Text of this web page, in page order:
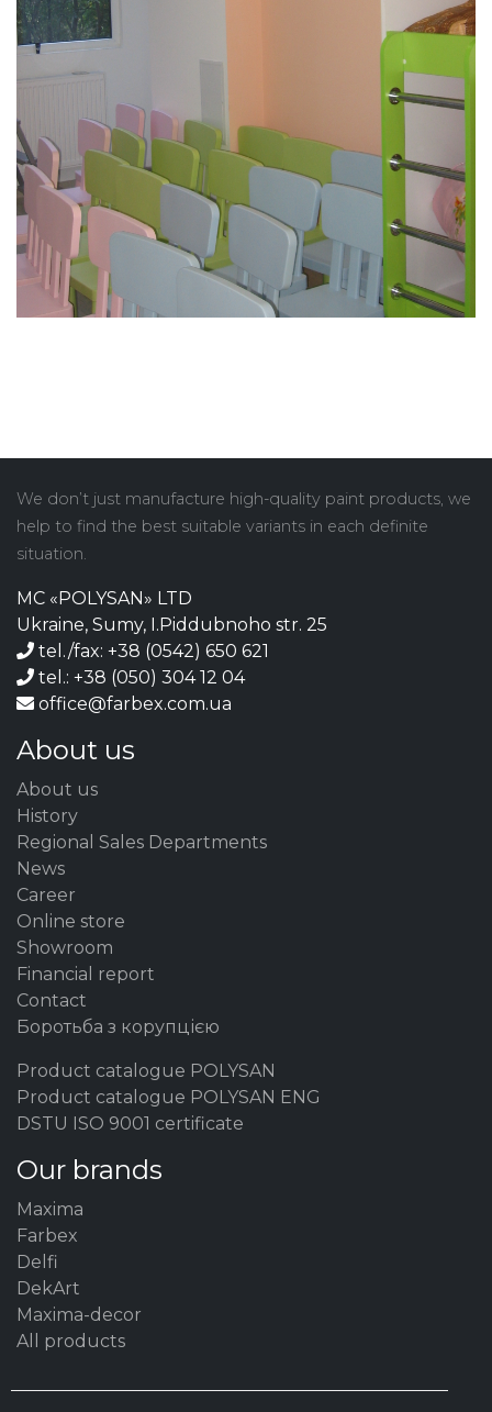
We don’t just manufacture high-quality paint products, we
help to find the best suitable variants in each definite
situation.
MC «POLYSAN» LTD
Ukraine, Sumy, I.Piddubnoho str. 25
tel./fax: +38 (0542) 650 621
tel.: +38 (050) 304 12 04
office@farbex.com.ua
About us
About us
History
Regional Sales Departments
News
Career
Online store
Showroom
Financial report
Contact
Боротьба з корупцією
Product catalogue POLYSAN
Product catalogue POLYSAN ENG
DSTU ISO 9001 certificate
Our brands
Maxima
Farbex
Delfi
DekArt
Maxima-decor
All products